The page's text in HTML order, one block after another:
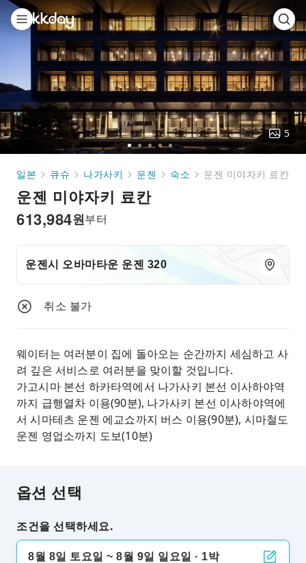
Go
1
Go
to
2
Go
to
3
GoGo
to
5
일본 큐슈 나가사키 운젠 숙소 운젠 미야자키 료칸
운젠 미야자키 료칸
원
613,984 부터
운젠시 오바마타운 운젠 320
취소 불가
웨이터는 여러분이 집에 돌아오는 순간까지 세심하고 사
려 깊은 서비스로 여러분을 맞이할 것입니다.
가고시마 본선 하카타역에서 나가사키 본선 이사하야역
까지 급행열차 이용(90분), 나가사키 본선 이사하야역에
서 시마테츠 운젠 에교쇼까지 버스 이용(90분), 시마철도
운젠 영업소까지 도보(10분)
옵션 선택
조건을 선택하세요.
8월 8일 토요일 ~ 8월 9일 일요일 · 1박